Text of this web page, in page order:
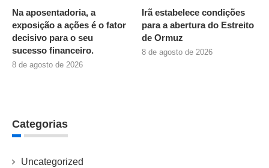
Na aposentadoria, a
exposição a ações é o fator
decisivo para o seu
sucesso financeiro.
8 de agosto de 2026
Irã estabelece condições
para a abertura do Estreito
de Ormuz
8 de agosto de 2026
Categorias
Uncategorized